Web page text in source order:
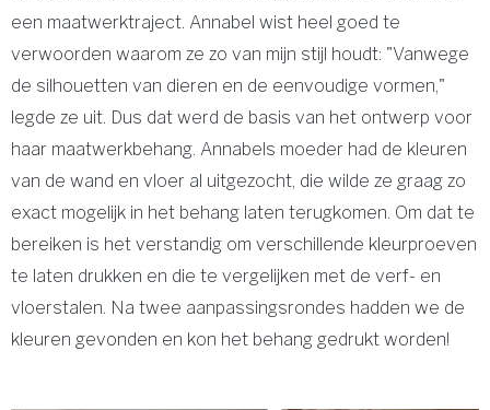
een maatwerktraject. Annabel wist heel goed te
verwoorden waarom ze zo van mijn stijl houdt: "Vanwege
de silhouetten van dieren en de eenvoudige vormen,"
legde ze uit. Dus dat werd de basis van het ontwerp voor
haar maatwerkbehang. Annabels moeder had de kleuren
van de wand en vloer al uitgezocht, die wilde ze graag zo
exact mogelijk in het behang laten terugkomen. Om dat te
bereiken is het verstandig om verschillende kleurproeven
te laten drukken en die te vergelijken met de verf- en
vloerstalen. Na twee aanpassingsrondes hadden we de
kleuren gevonden en kon het behang gedrukt worden!